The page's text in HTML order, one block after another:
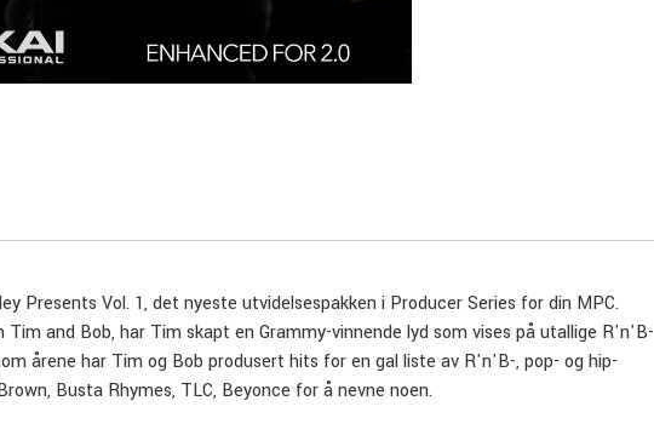
Presents Vol. 1, det nyeste utvidelsespakken i Producer Series for din MPC.
Tim and Bob, har Tim skapt en Grammy-vinnende lyd som vises på utallige R'n'B-
årene har Tim og Bob produsert hits for en gal liste av R'n'B-, pop- og hip-
Busta Rhymes, TLC, Beyonce for å nevne noen.